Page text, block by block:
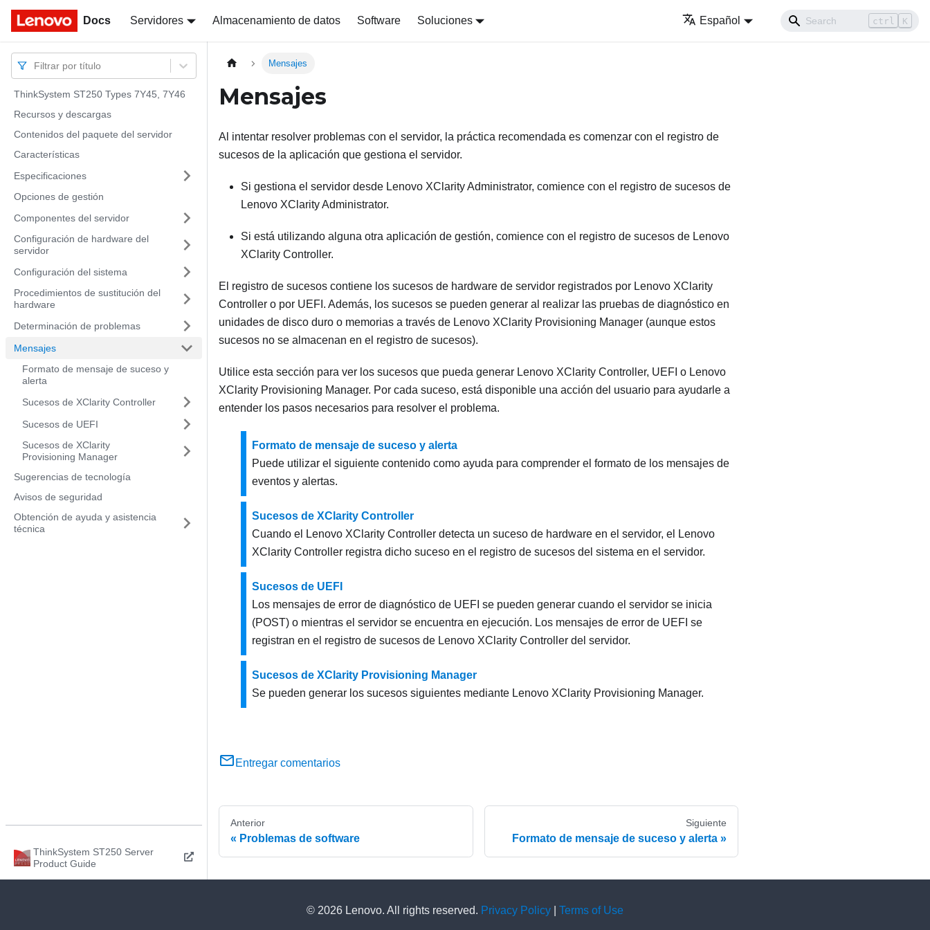
Docs Servidores Almacenamiento de datos Software Soluciones Español ctrl K
Docs
Filtrar por título
ThinkSystem ST250 Types 7Y45, 7Y46
Recursos y descargas
Contenidos del paquete del servidor
Características
Especificaciones
Opciones de gestión
Componentes del servidor
Configuración de hardware del
servidor
Configuración del sistema
Procedimientos de sustitución del
hardware
Determinación de problemas
Mensajes
Formato de mensaje de suceso y
alerta
Sucesos de XClarity Controller
Sucesos de UEFI
Sucesos de XClarity
Provisioning Manager
Sugerencias de tecnología
Avisos de seguridad
Obtención de ayuda y asistencia
técnica
ThinkSystem ST250 Server
Product Guide
Mensajes
Mensajes
Al intentar resolver problemas con el servidor, la práctica recomendada es comenzar con el registro de
sucesos de la aplicación que gestiona el servidor.
Si gestiona el servidor desde Lenovo XClarity Administrator, comience con el registro de sucesos de
Lenovo XClarity Administrator.
Si está utilizando alguna otra aplicación de gestión, comience con el registro de sucesos de Lenovo
XClarity Controller.
El registro de sucesos contiene los sucesos de hardware de servidor registrados por Lenovo XClarity
Controller o por UEFI. Además, los sucesos se pueden generar al realizar las pruebas de diagnóstico en
unidades de disco duro o memorias a través de Lenovo XClarity Provisioning Manager (aunque estos
sucesos no se almacenan en el registro de sucesos).
Utilice esta sección para ver los sucesos que pueda generar Lenovo XClarity Controller, UEFI o Lenovo
XClarity Provisioning Manager. Por cada suceso, está disponible una acción del usuario para ayudarle a
entender los pasos necesarios para resolver el problema.
Formato de mensaje de suceso y alerta
Puede utilizar el siguiente contenido como ayuda para comprender el formato de los mensajes de
eventos y alertas.
Sucesos de XClarity Controller
Cuando el
Lenovo XClarity Controller detecta un suceso de hardware en el servidor, el
Lenovo
XClarity Controller registra dicho suceso en el registro de sucesos del sistema en el servidor.
Sucesos de UEFI
Los mensajes de error de diagnóstico de UEFI se pueden generar cuando el servidor se inicia
(POST) o mientras el servidor se encuentra en ejecución. Los mensajes de error de UEFI se
registran en el registro de sucesos de Lenovo XClarity Controller del servidor.
Sucesos de XClarity Provisioning Manager
Se pueden generar los sucesos siguientes mediante Lenovo XClarity Provisioning Manager.
Entregar comentarios
Anterior
Problemas de software
Siguiente
Formato de mensaje de suceso y alerta
© 2026 Lenovo. All rights reserved. Privacy Policy Terms of Use